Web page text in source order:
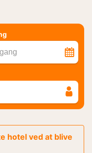
hotel ved at blive